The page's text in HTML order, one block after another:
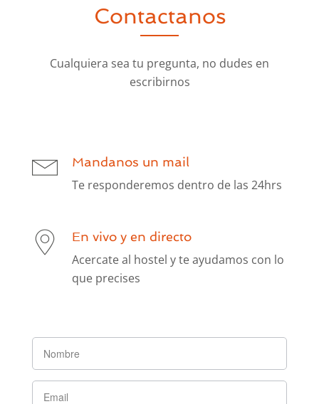
Contactanos
Cualquiera sea tu pregunta, no dudes en
escribirnos
Mandanos un mail
Te responderemos dentro de las 24hrs
En vivo y en directo
Acercate al hostel y te ayudamos con lo
que precises